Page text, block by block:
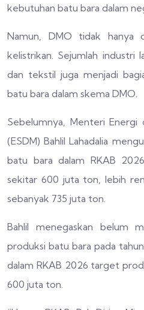
kebutuhan batu bara dalam
Namun, DMO tidak hanya
kelistrikan. Sejumlah industri
dan tekstil juga menjadi
batu bara dalam skema DMO.
Sebelumnya, Menteri Energi
(ESDM) Bahlil Lahadalia
batu bara dalam RKAB
sekitar 600 juta ton, lebih
sebanyak 735 juta ton.
Bahlil menegaskan belum
produksi batu bara pada
dalam RKAB 2026 target
600 juta ton.